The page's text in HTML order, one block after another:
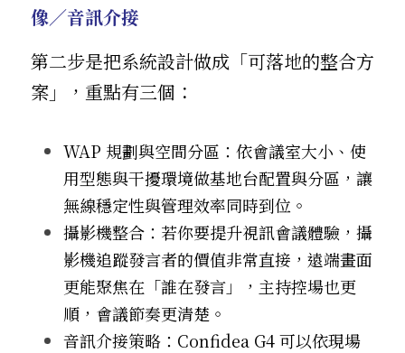
像／音訊介接
第二步是把系統設計做成「可落地的整合方
案」，重點有三個：
WAP 規劃與空間分區：依會議室大小、使
用型態與干擾環境做基地台配置與分區，讓
無線穩定性與管理效率同時到位。
攝影機整合：若你要提升視訊會議體驗，攝
影機追蹤發言者的價值非常直接，遠端畫面
更能聚焦在「誰在發言」，主持控場也更
順，會議節奏更清楚。
音訊介接策略：Confidea G4 可以依現場